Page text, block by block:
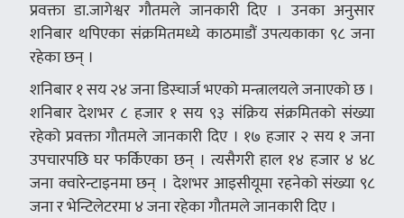
प्रवक्ता डा.जागेश्वर गौतमले जानकारी दिए । उनका अनुसार
शनिबार थपिएका संक्रमितमध्ये काठमाडौं उपत्यकाका ९८ जना
रहेका छन् ।
शनिबार १ सय २४ जना डिस्चार्ज भएकाे मन्त्रालयले जनाएकाे छ ।
शनिबार देशभर ८ हजार १ सय ९३ संक्रिय संक्रमितको संख्या
रहेको प्रवक्ता गाैतमले जानकारी दिए । १७ हजार २ सय १ जना
उपचारपछि घर फर्किएका छन् । त्यसैगरी हाल १४ हजार ४ ४८
जना क्वारेन्टाइनमा छन् । देशभर आइसीयूमा रहनेको संख्या ९८
जना र भेन्टिलेटरमा ४ जना रहेका गाैतमले जानकारी दिए ।